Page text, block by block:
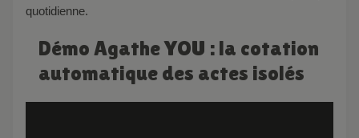
quotidienne.
Démo Agathe YOU : la cotation
automatique des actes isolés